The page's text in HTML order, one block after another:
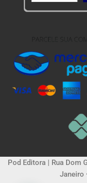
Pod Editora | Rua Dom
Janeiro